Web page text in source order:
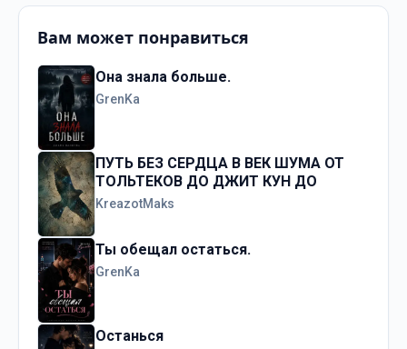
Вам может понравиться
Она знала больше.
GrenKa
ПУТЬ БЕЗ СЕРДЦА В ВЕК ШУМА ОТ
ТОЛЬТЕКОВ ДО ДЖИТ КУН ДО
KreazotMaks
Ты обещал остаться.
GrenKa
Останься